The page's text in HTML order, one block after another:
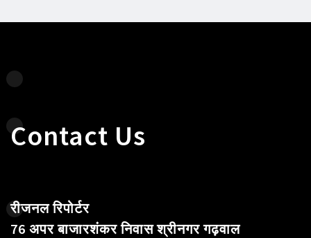
Contact Us
रीजनल रिपोर्टर
76 अपर बाजारशंकर निवास श्रीनगर गढ़वाल